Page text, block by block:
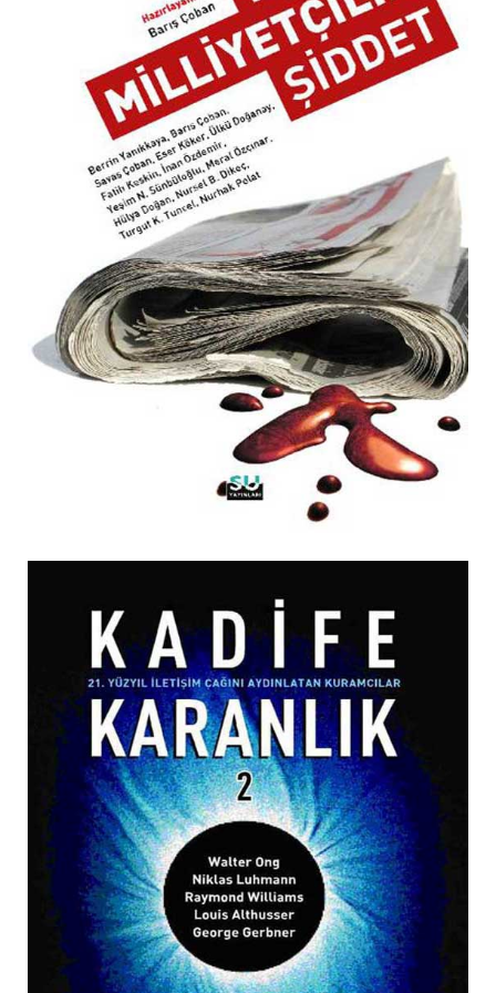
KIŞISEL GELIŞIM